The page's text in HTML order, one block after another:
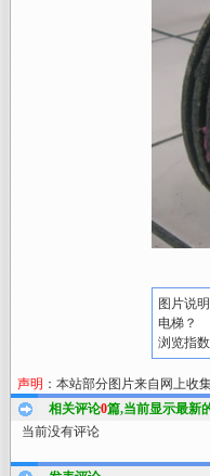
图片说
电梯？
浏览指
声明 ：本站部分图片来自网上收
相关评论0篇,当前显示最新
当前没有评论